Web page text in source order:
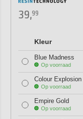
39,99
Kleur
Blue Madness
Op voorraad
Colour Explosion
Op voorraad
Empire Gold
Op voorraad